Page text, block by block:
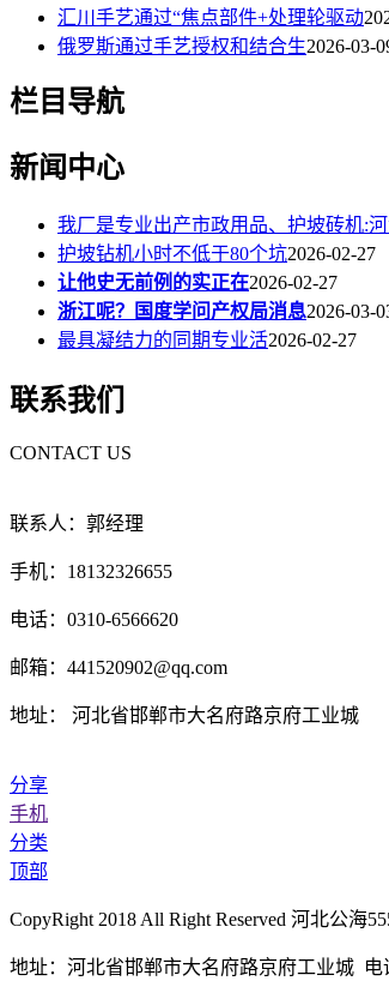
汇川手艺通过“焦点部件+处理轮驱动
俄罗斯通过手艺授权和结合生2026-03-
栏目导航
新闻中心
我厂是专业出产市政用品、护坡砖机:
护坡钻机小时不低于80个坑2026-02-27
让他史无前例的实正在2026-02-27
浙江呢？国度学问产权局消息2026-03-
最具凝结力的同期专业活2026-02-27
联系我们
CONTACT US
联系人：郭经理
手机：18132326655
电话：0310-6566620
邮箱：441520902@qq.com
地址： 河北省邯郸市大名府路京府工业城
分享
手机
分类
顶部
CopyRight 2018 All Right Reserved 河北公海
地址：河北省邯郸市大名府路京府工业城 电